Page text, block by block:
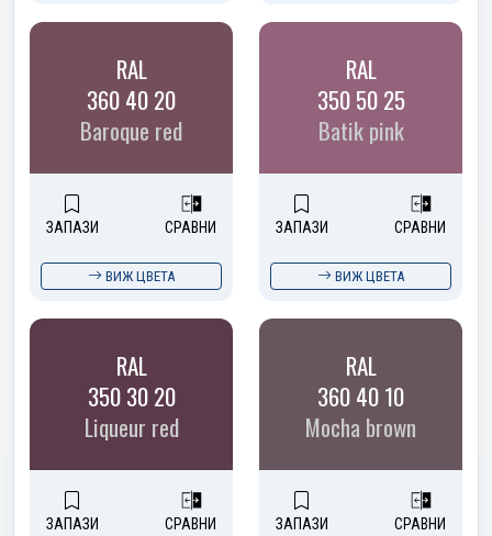
RAL
360 40 20
Baroque red
ЗАПАЗИ СРАВНИ
ВИЖ ЦВЕТА
RAL
350 50 25
Batik pink
ЗАПАЗИ СРАВНИ
ВИЖ ЦВЕТА
RAL
350 30 20
Liqueur red
ЗАПАЗИ СРАВНИ
RAL
360 40 10
Mocha brown
ЗАПАЗИ СРАВНИ